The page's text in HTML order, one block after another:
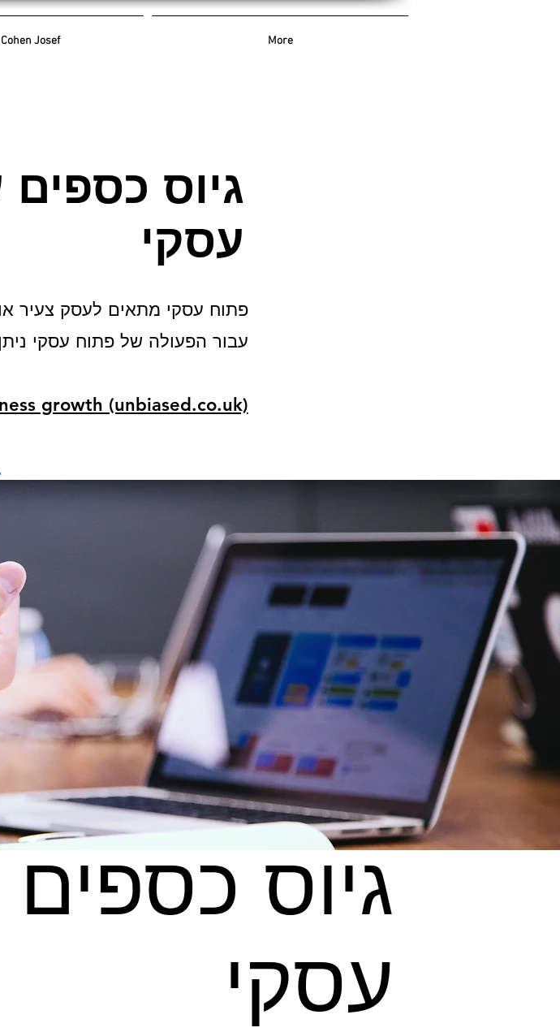
Josef More
גיוס
עסקי
פתוח עסקי מתאים לעסק צעיר או
עבור הפעולה של פתוח עסקי
growth (unbiased.co.uk)
גיוס
עסקי